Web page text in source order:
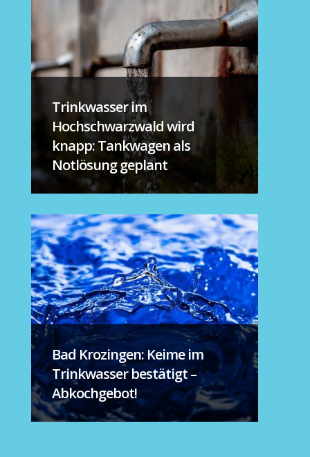
Trinkwasser im
Hochschwarzwald wird
knapp: Tankwagen als
Notlösung geplant
Bad Krozingen: Keime im
Trinkwasser bestätigt –
Abkochgebot!